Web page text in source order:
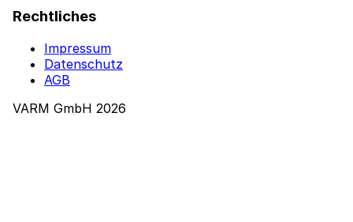
Rechtliches
Impressum
Datenschutz
AGB
VARM GmbH 2026